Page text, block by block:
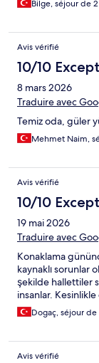
Bilge, séjour de
Avis vérifié
10/10
8 mars 2026
Traduire avec
Temiz oda, güler
Mehmet Naim,
Avis vérifié
10/10
19 mai 2026
Traduire avec
Konaklama
kaynaklı sorunlar
şekilde hallettiler
insanlar.
Dogaç, séjour de
Avis vérifié